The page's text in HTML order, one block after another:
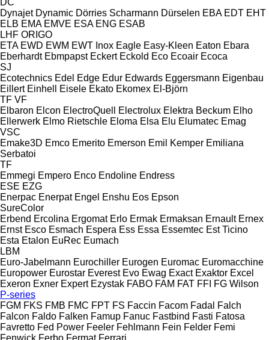
Dynajet Dynamic Dörries Scharmann Dürselen EBA EDT EHT
ELB EMA EMVE ESA ENG ESAB
LHF ORIGO
ETA EWD EWM EWT Inox Eagle Easy-Kleen Eaton Ebara
Eberhardt Ebmpapst Eckert Eckold Eco Ecoair Ecoca
SJ
Ecotechnics Edel Edge Edur Edwards Eggersmann Eigenbau
Eillert Einhell Eisele Ekato Ekomex El-Björn
TF VF
Elbaron Elcon ElectroQuell Electrolux Elektra Beckum Elho
Ellerwerk Elmo Rietschle Eloma Elsa Elu Elumatec Emag
VSC
Emake3D Emco Emerito Emerson Emil Kemper Emiliana
Serbatoi
TF
Emmegi Empero Enco Endoline Endress
ESE EZG
Enerpac Enerpat Engel Enshu Eos Epson
SureColor
Erbend Ercolina Ergomat Erlo Ermak Ermaksan Ernault Ernex
Ernst Esco Esmach Espera Ess Essa Essemtec Est Ticino
Esta Etalon EuRec Eumach
LBM
Euro-Jabelmann Eurochiller Eurogen Euromac Euromacchine
Europower Eurostar Everest Evo Ewag Exact Exaktor Excel
Exeron Exner Expert Ezystak FABO FAM FAT FFI FG Wilson
P-series
FGM FKS FMB FMC FPT FS Faccin Facom Fadal
Falch
Falcon Faldo Falken Famup Fanuc Fastbind Fasti Fatosa
Favretto Fed Power Feeler Fehlmann Fein Felder Femi
Fenwick Ferbo Fermat Ferrari